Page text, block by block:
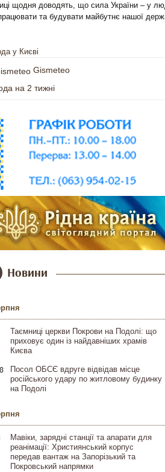
щодня доводять, що сила України – у
та будувати майбутнє нашої
у Києві
Gismeteo
на 2 тижні
Новини
Таємниці церкви Покрови на Подолі: що
приховує один із найдавніших храмів
Києва
Посол ОБСЄ вдруге відвідав місце
російського удару по житловому будинку
на Подолі
Мавіки, зарядні станції та апарати для
реанімації: Християнський корпус
передав вантаж на Запорізький та
Покровський напрямки